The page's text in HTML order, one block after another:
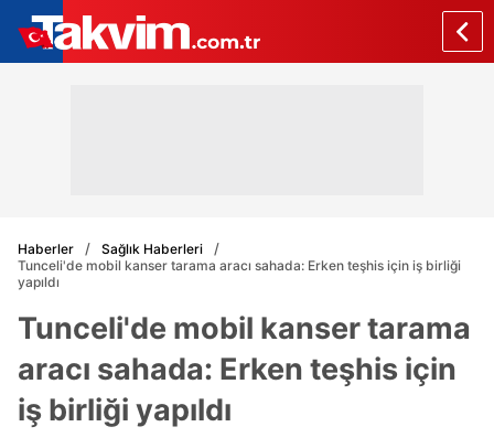
Haberler
Sağlık Haberleri
Tunceli'de mobil kanser tarama aracı sahada: Erken teşhis için iş birliği
yapıldı
Tunceli'de mobil kanser tarama
aracı sahada: Erken teşhis için
iş birliği yapıldı